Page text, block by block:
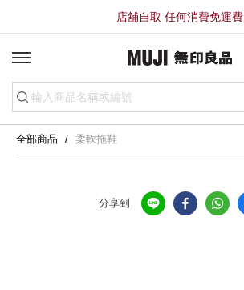
店舖自取 任何消費免運費
全部商品 柔軟拖鞋
分享到